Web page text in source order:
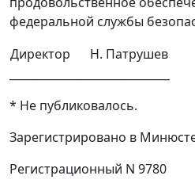
федеральной службы
Директор
Н. Патрушев
* Не публиковалось.
Зарегистрировано в
Регистрационный N 9780